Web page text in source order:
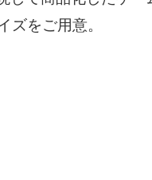
ズをご用意。